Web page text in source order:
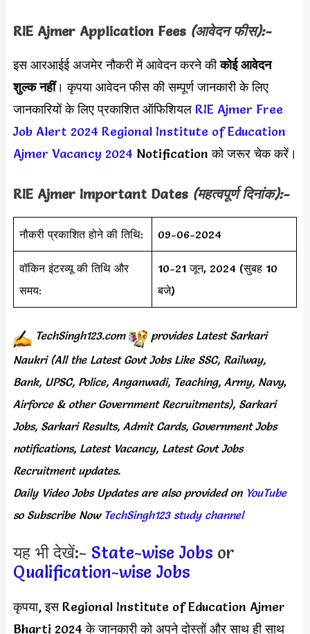
RIE Ajmer Application Fees (आवेदन फीस):-
इस आरआईई अजमेर नौकरी में आवेदन करने कीकोई आवेदन
शुल्क नहीं। कृपया आवेदन फीस की सम्पूर्ण जानकारी के लिए
जानकारियों के लिए प्रकाशित ऑफिशियल RIE Ajmer Free
Job Alert 2024 Regional Institute of Education
Ajmer Vacancy 2024 Notification को जरूर चेक करें।
RIE Ajmer Important Dates (महत्वपूर्ण दिनांक):-
नौकरी प्रकाशित होने की तिथि: 09-06-2024
वॉकिन इंटरव्यू की तिथि और
समय:
10-21 जून, 2024 (सुबह 10
बजे)
TechSingh123.com provides Latest Sarkari
Naukri (All the Latest Govt Jobs Like SSC, Railway,
Bank, UPSC, Police, Anganwadi, Teaching, Army, Navy,
Airforce & other Government Recruitments), Sarkari
Jobs, Sarkari Results, Admit Cards, Government Jobs
notifications, Latest Vacancy, Latest Govt Jobs
Recruitment updates.
Daily Video Jobs Updates are also provided onYouTube
so Subscribe Now TechSingh123 study channel
यह भी देखें:- State-wise Jobs or
Qualification-wise Jobs
कृपया, इस Regional Institute of Education Ajmer
Bharti 2024 के जानकारी को अपने दोस्तों और साथ ही साथ